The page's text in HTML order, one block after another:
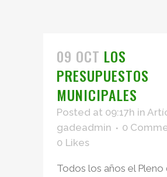
09 OCT LOS
PRESUPUESTOS
MUNICIPALES
Posted at 09:17h in
gadeadmin
0
0 Likes
Todos los años el Pleno